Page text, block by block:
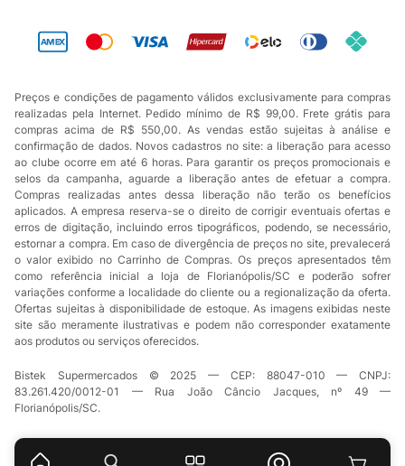
Preços e condições de pagamento válidos exclusivamente para compras
realizadas pela Internet. Pedido mínimo de R$ 99,00. Frete grátis para
compras acima de R$ 550,00. As vendas estão sujeitas à análise e
confirmação de dados. Novos cadastros no site: a liberação para acesso
ao clube ocorre em até 6 horas. Para garantir os preços promocionais e
selos da campanha, aguarde a liberação antes de efetuar a compra.
Compras realizadas antes dessa liberação não terão os benefícios
aplicados. A empresa reserva-se o direito de corrigir eventuais ofertas e
erros de digitação, incluindo erros tipográficos, podendo, se necessário,
estornar a compra. Em caso de divergência de preços no site, prevalecerá
o valor exibido no Carrinho de Compras. Os preços apresentados têm
como referência inicial a loja de Florianópolis/SC e poderão sofrer
variações conforme a localidade do cliente ou a regionalização da oferta.
Ofertas sujeitas à disponibilidade de estoque. As imagens exibidas neste
site são meramente ilustrativas e podem não corresponder exatamente
aos produtos ou serviços oferecidos.
Bistek Supermercados © 2025 — CEP: 88047-010 — CNPJ:
83.261.420/0012-01 — Rua João Câncio Jacques, nº 49 —
Florianópolis/SC.